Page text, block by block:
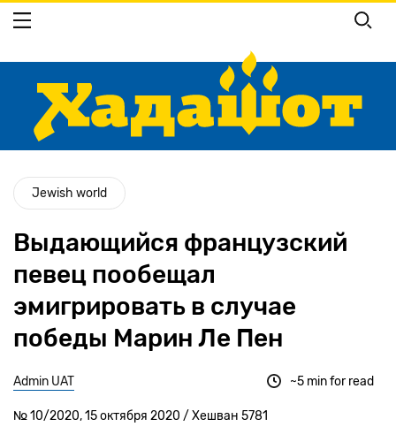
Перейти
основному
Jewish world
Выдающийся французский
певец пообещал
эмигрировать в случае
победы Марин Ле Пен
Admin UAT
№ 10/2020, 15 октября 2020 / Хешван 5781
~5 min for read